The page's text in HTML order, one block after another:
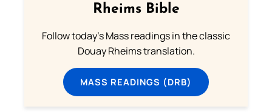
Rheims Bible
Follow today's Mass readings in the classic
Douay Rheims translation.
MASS READINGS (DRB)